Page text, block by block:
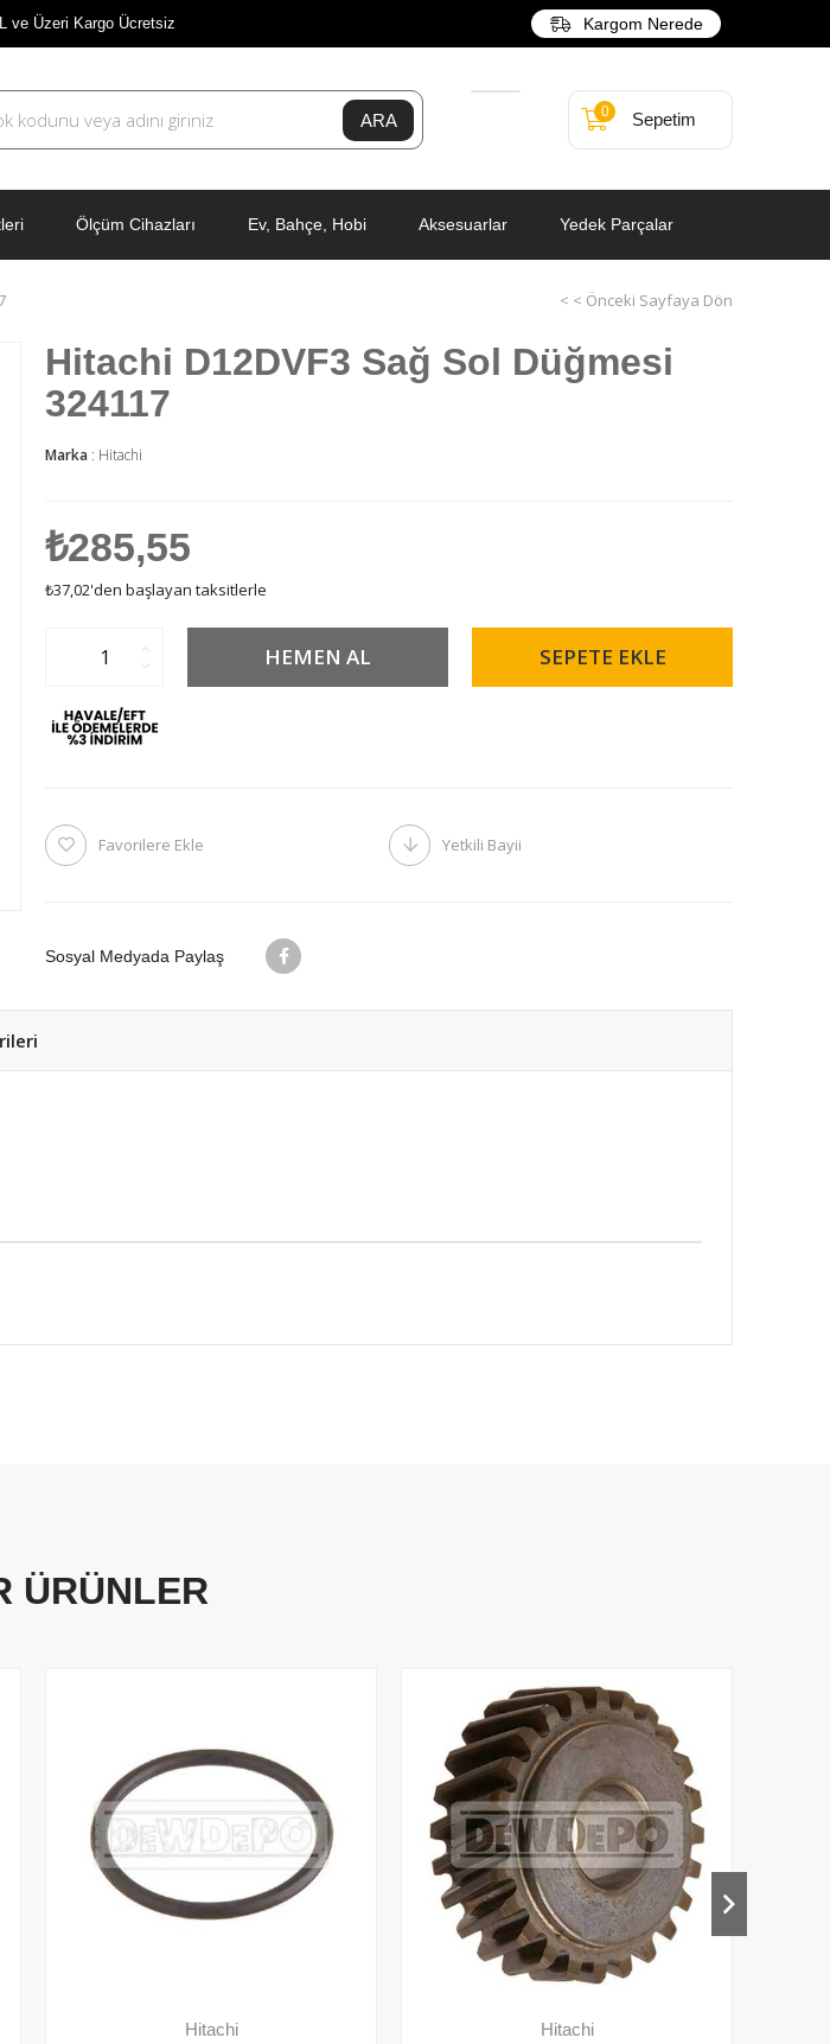
ve Üzeri Kargo Ücretsiz Kargom Nerede
Sepetim
0
Ölçüm Cihazları Ev, Bahçe, Hobi Aksesuarlar Yedek Parçalar
< < Önceki Sayfaya Dön
Hitachi D12DVF3 Sağ Sol Düğmesi
324117
Marka : Hitachi
₺285,55
₺37,02'den başlayan taksitlerle
Favorilere Ekle Yetkili Bayii
Sosyal Medyada Paylaş
ÜRÜNLER
Hitachi Hitachi